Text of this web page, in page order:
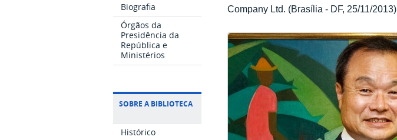
Biografia
Órgãos da
Presidência da
República e
Ministérios
SOBRE A BIBLIOTECA
Histórico
Company Ltd. (Brasília - DF, 25/11/2013)